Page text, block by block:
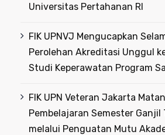
Universitas Pertahanan RI
FIK UPNVJ Mengucapkan
Perolehan Akreditasi Unggul
Studi Keperawatan Program
FIK UPN Veteran Jakarta
Pembelajaran Semester
melalui Penguatan Mutu